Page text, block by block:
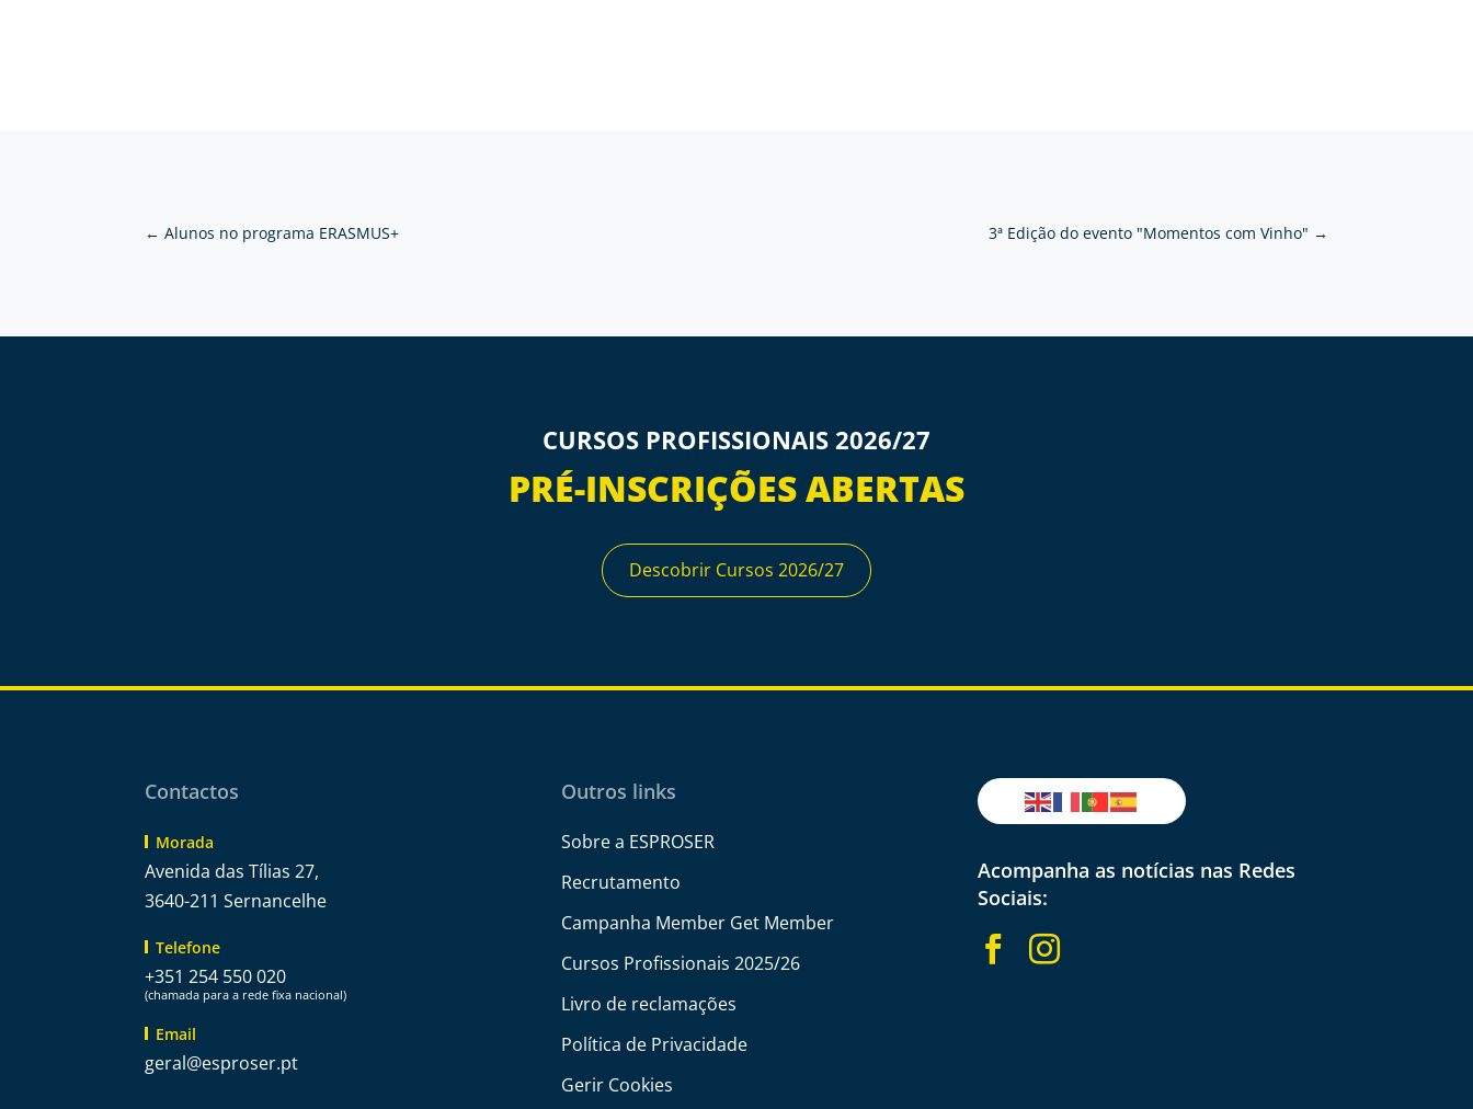
← Alunos no programa ERASMUS+ 3ª Edição do evento "Momentos com Vinho" →
CURSOS PROFISSIONAIS 2026/27
PRÉ-INSCRIÇÕES ABERTAS
Descobrir Cursos 2026/27
Contactos
Morada
Avenida das Tílias 27,
3640-211 Sernancelhe
Telefone
+351 254 550 020
(chamada para a rede fixa nacional)
Email
tp.resorpse
@lareg
Outros links
Sobre a ESPROSER
Recrutamento
Campanha Member Get Member
Cursos Profissionais 2025/26
Livro de reclamações
Política de Privacidade
Gerir Cookies
Acompanha as notícias nas Redes
Sociais:
 